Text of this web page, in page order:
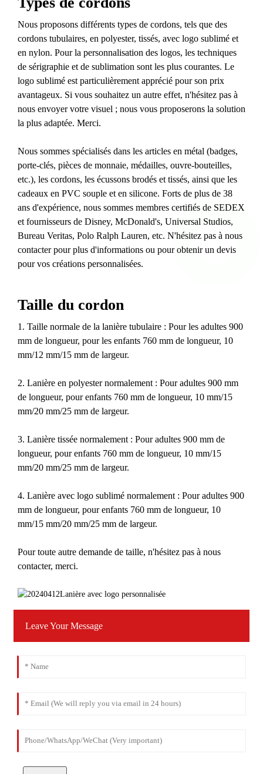
Nous proposons différents types de cordons, tels que des
cordons tubulaires, en polyester, tissés, avec logo sublimé et
en nylon. Pour la personnalisation des logos, les techniques
de sérigraphie et de sublimation sont les plus courantes. Le
logo sublimé est particulièrement apprécié pour son prix
avantageux. Si vous souhaitez un autre effet, n'hésitez pas à
nous envoyer votre visuel ; nous vous proposerons la solution
la plus adaptée. Merci.
Nous sommes spécialisés dans les articles en métal (badges,
porte-clés, pièces de monnaie, médailles, ouvre-bouteilles,
etc.), les cordons, les écussons brodés et tissés, ainsi que les
cadeaux en PVC souple et en silicone. Forts de plus de 38
ans d'expérience, nous sommes membres certifiés de SEDEX
et fournisseurs de Disney, McDonald's, Universal Studios,
Bureau Veritas, Polo Ralph Lauren, etc. N'hésitez pas à nous
contacter pour plus d'informations ou pour obtenir un devis
pour vos créations personnalisées.
Taille du cordon
1. Taille normale de la lanière tubulaire : Pour les adultes 900
mm de longueur, pour les enfants 760 mm de longueur, 10
mm/12 mm/15 mm de largeur.
2. Lanière en polyester normalement : Pour adultes 900 mm
de longueur, pour enfants 760 mm de longueur, 10 mm/15
mm/20 mm/25 mm de largeur.
3. Lanière tissée normalement : Pour adultes 900 mm de
longueur, pour enfants 760 mm de longueur, 10 mm/15
mm/20 mm/25 mm de largeur.
4. Lanière avec logo sublimé normalement : Pour adultes 900
mm de longueur, pour enfants 760 mm de longueur, 10
mm/15 mm/20 mm/25 mm de largeur.
Pour toute autre demande de taille, n'hésitez pas à nous
contacter, merci.
Leave Your Message